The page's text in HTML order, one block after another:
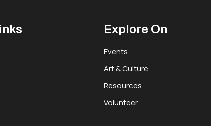
Explore On
Events
Art & Culture
Resources
Volunteer